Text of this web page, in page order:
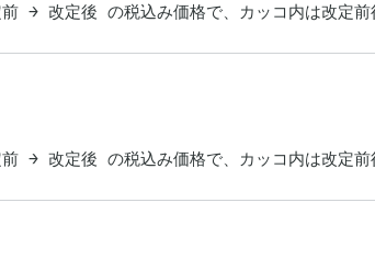
→ 改定後 の税込み価格で、カッコ内は改定
→ 改定後 の税込み価格で、カッコ内は改定